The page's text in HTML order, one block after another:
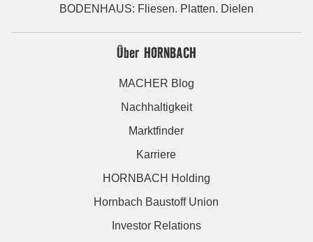
BODENHAUS: Fliesen. Platten. Dielen
Über HORNBACH
MACHER Blog
Nachhaltigkeit
Marktfinder
Karriere
HORNBACH Holding
Hornbach Baustoff Union
Investor Relations